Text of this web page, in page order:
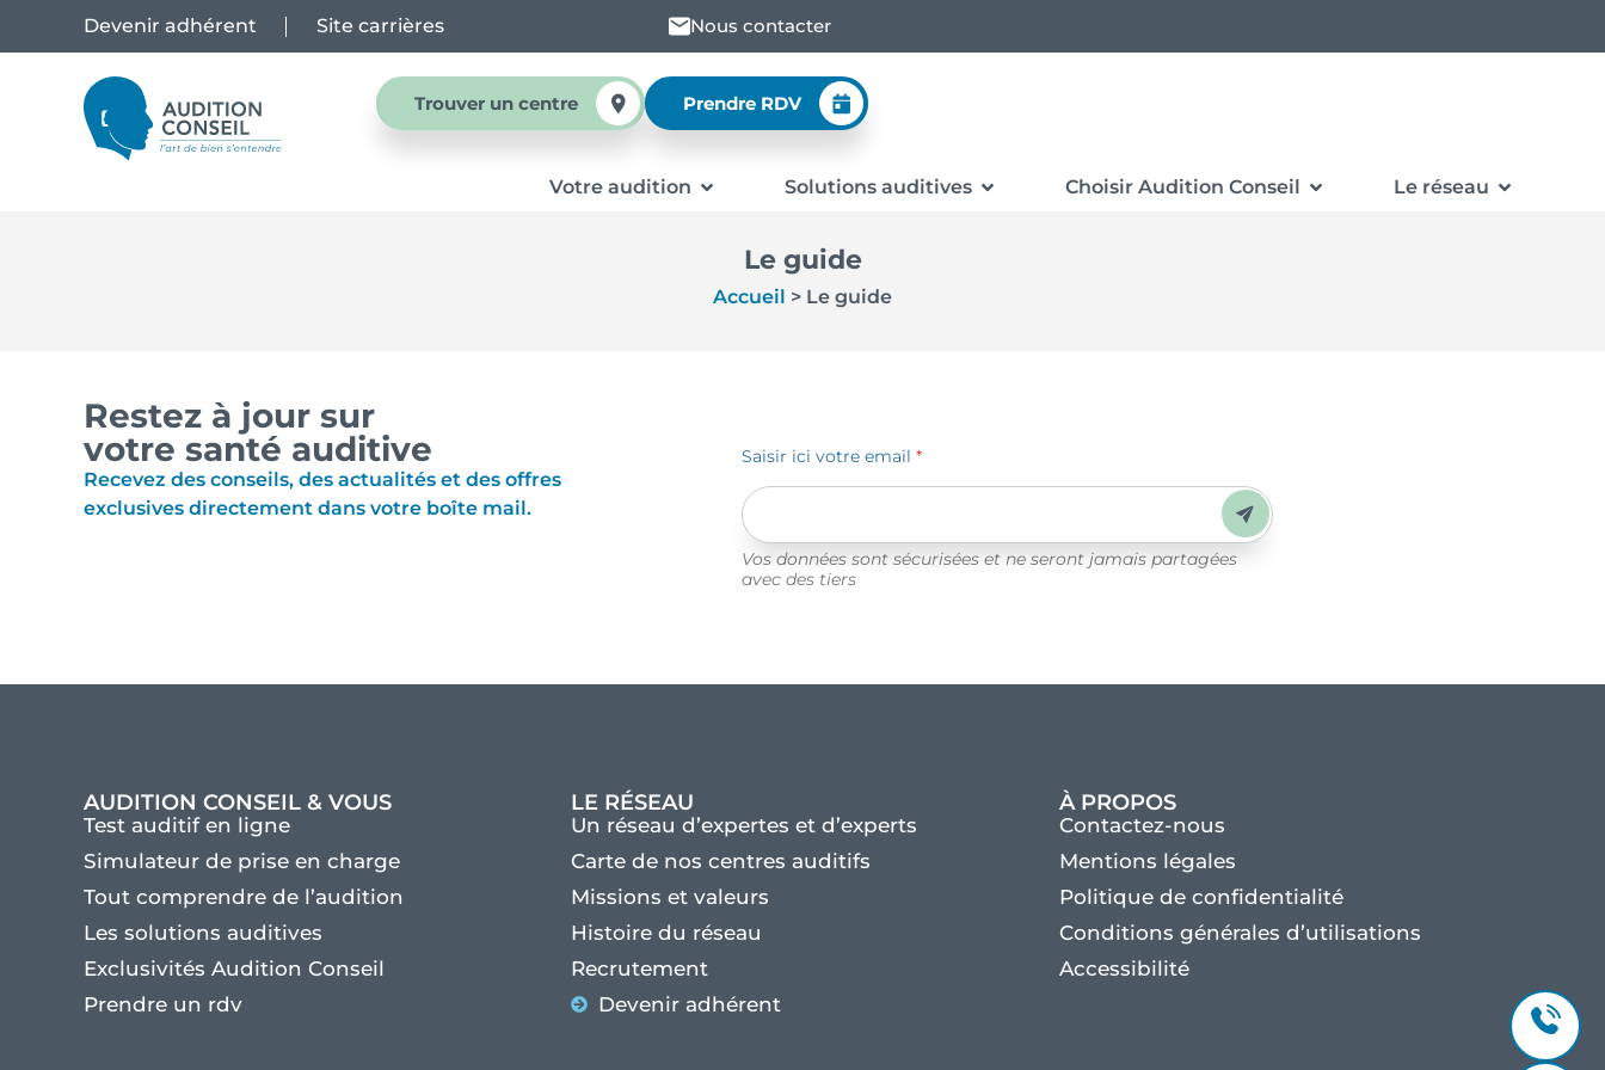
Devenir adhérent Site carrières Nous contacter
Trouver un centre Prendre RDV
Votre audition Solutions auditives Choisir Audition Conseil Le réseau
Le guide
Accueil > Le guide
Restez à jour sur
votre santé auditive
Recevez des conseils, des actualités et des offres
exclusives directement dans votre boîte mail.
Saisir ici votre email *
Vos données sont sécurisées et ne seront jamais partagées
avec des tiers
Envoyer
AUDITION CONSEIL & VOUS
Test auditif en ligne
Simulateur de prise en charge
Tout comprendre de l’audition
Les solutions auditives
Exclusivités Audition Conseil
Prendre un rdv
LE RÉSEAU
Un réseau d’expertes et d’experts
Carte de nos centres auditifs
Missions et valeurs
Histoire du réseau
Recrutement
Devenir adhérent
À PROPOS
Contactez-nous
Mentions légales
Politique de confidentialité
Conditions générales d’utilisations
Accessibilité